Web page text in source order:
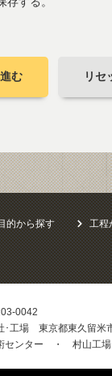
む リセ
的から探す 工程
0042
･工場 東京都東久留米
センター ・ 村山工